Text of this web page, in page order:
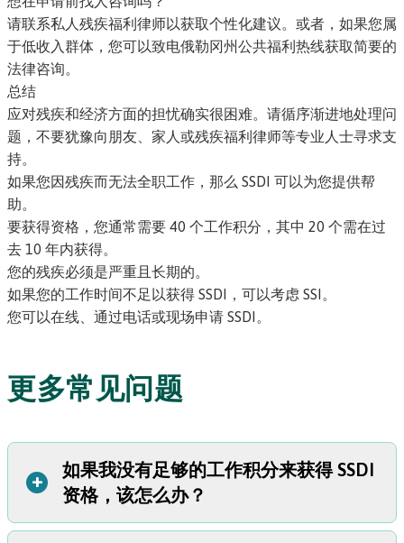
请联系私人 残疾福利律师以获取个性化建议。或者，如果您属
于低收入群体，您可以致电俄勒冈州公共福利热线获取简要的
法律咨询。
总结
应对残疾和经济方面的担忧确实很困难。请循序渐进地处理问
题，不要犹豫向朋友、家人或残疾福利律师等专业人士寻求支
持。
如果您因残疾而无法全职工作，那么 SSDI 可以为您提供帮
助。
要获得资格，您通常需要 40 个工作积分，其中 20 个需在过
去 10 年内获得。
您的残疾必须是严重且长期的。
如果您的工作时间不足以获得 SSDI，可以考虑 SSI。
您可以在线、通过电话或现场申请 SSDI。
更多常见问题
如果我没有足够的工作积分来获得 SSDI
资格，该怎么办？
+